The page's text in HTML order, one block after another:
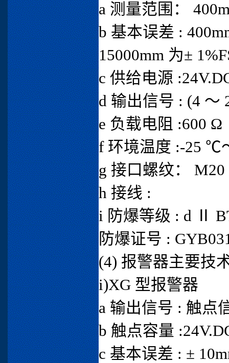
a 测量范围：
b 基本误差 :
15000mm 为±
c 供给电源
d 输出信号 : (4 ～
e 负载电阻 :600 Ω
f 环境温度 :-25 ℃
g 接口螺纹： M20
h 接线 :
i 防爆等级 : d Ⅱ
防爆证号 :
(4) 报警器主要技
i)XG 型报警器
a 输出信号 : 触点
b 触点容量
c 基本误差 : ±